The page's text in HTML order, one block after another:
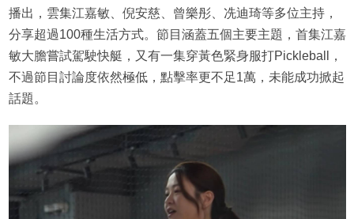
播出，雲集江嘉敏、倪安慈、曾樂彤、冼迪琦等多位主持，
分享超過100種生活方式。節目涵蓋五個主要主題，首集江嘉
敏大膽嘗試駕駛快艇，又有一集穿黃色緊身服打Pickleball，
不過節目討論度依然極低，點擊率更不足1萬，未能成功掀起
話題。